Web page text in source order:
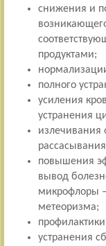
снижения и
продуктами;
полного
усиления
устранения
излечивания
повышения
вывод
микрофлоры
метеоризма;
устранения